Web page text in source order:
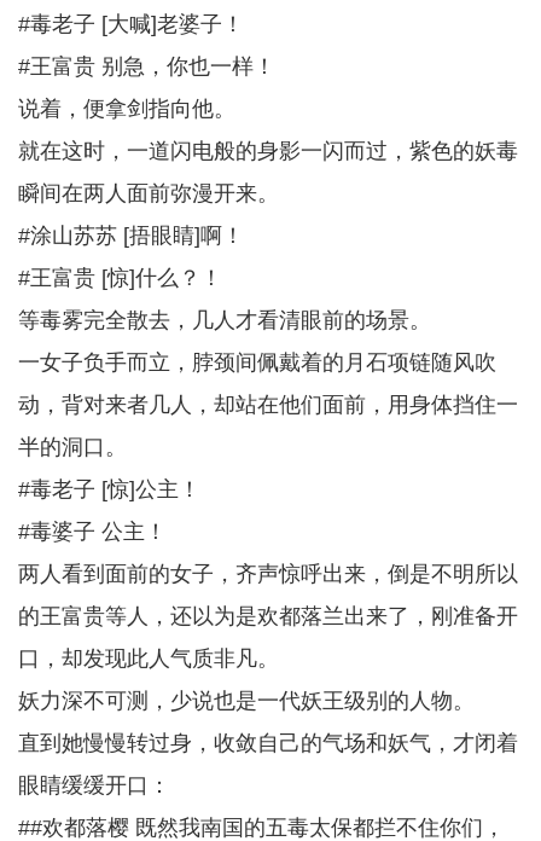
#毒老子 [大喊]老婆子！
#王富贵 别急，你也一样！
说着，便拿剑指向他。
就在这时，一道闪电般的身影一闪而过，紫色的妖毒
瞬间在两人面前弥漫开来。
#涂山苏苏 [捂眼睛]啊！
#王富贵 [惊]什么？！
等毒雾完全散去，几人才看清眼前的场景。
一女子负手而立，脖颈间佩戴着的月石项链随风吹
动，背对来者几人，却站在他们面前，用身体挡住一
半的洞口。
#毒老子 [惊]公主！
#毒婆子 公主！
两人看到面前的女子，齐声惊呼出来，倒是不明所以
的王富贵等人，还以为是欢都落兰出来了，刚准备开
口，却发现此人气质非凡。
妖力深不可测，少说也是一代妖王级别的人物。
直到她慢慢转过身，收敛自己的气场和妖气，才闭着
眼睛缓缓开口：
##欢都落樱 既然我南国的五毒太保都拦不住你们，